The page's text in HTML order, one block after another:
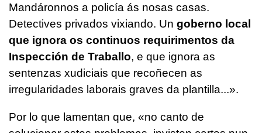
Mandáronnos a policía ás nosas casas.
Detectives privados vixiando. Un goberno local
que ignora os continuos requirimentos da
Inspección de Traballo, e que ignora as
sentenzas xudiciais que recoñecen as
irregularidades laborais graves da plantilla...».
Por lo que lamentan que, «no canto de